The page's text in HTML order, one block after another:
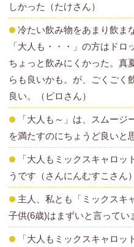
しかった（たけさん）
冷たい飲み物をあまり飲ま
「大人も・・・」の方はド
ちょっと飲みにくかった。真
らも良いかも。が、ごくごく
良い。（ピロさん）
「大人も～」は、スムー
を満たすのにちょうど良いと
「大人もミックスキャロ
うです（さんにんむすこさん）
主人、私とも「ミックスキ
子供(6歳)はまずいと言ってい
「大人もミックスキャロッ